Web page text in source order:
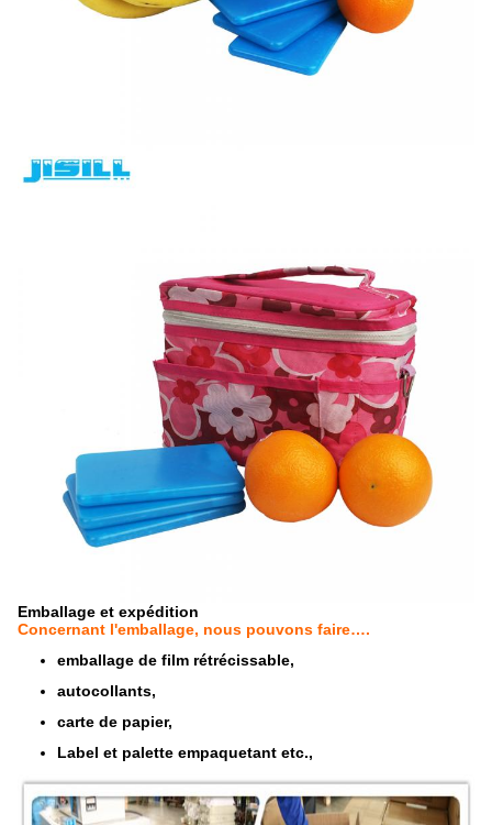
Emballage et expédition
Concernant l'emballage, nous pouvons faire….
emballage de film rétrécissable,
autocollants,
carte de papier,
Label et palette empaquetant etc.,